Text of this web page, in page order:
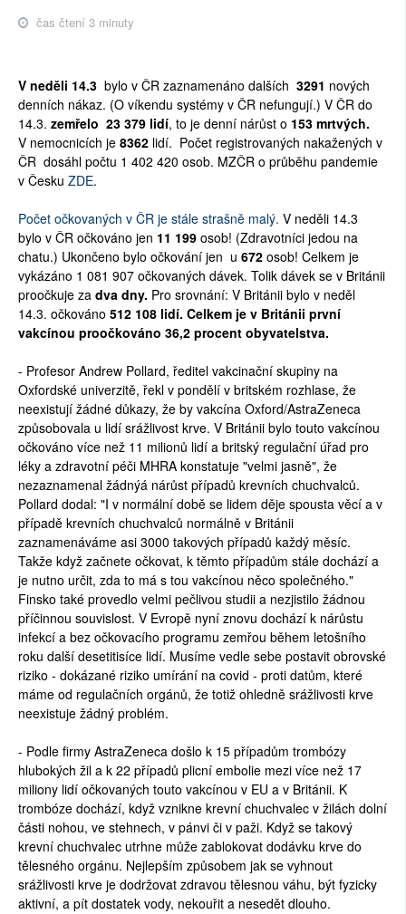
čas čtení 3 minuty
V neděli 14.3 bylo v ČR zaznamenáno dalších 3291 nových
denních nákaz. (O víkendu systémy v ČR nefungují.) V ČR do
14.3. zemřelo 23 379 lidí, to je denní nárůst o 153 mrtvých.
V nemocnicích je 8362 lidí. Počet registrovaných nakažených v
ČR dosáhl počtu 1 402 420 osob. MZČR o průběhu pandemie
v Česku ZDE.
Počet očkovaných v ČR je stále strašně malý. V neděli 14.3
bylo v ČR očkováno jen 11 199 osob! (Zdravotníci jedou na
chatu.) Ukončeno bylo očkování jen u 672 osob! Celkem je
vykázáno 1 081 907 očkovaných dávek. Tolik dávek se v Británii
proočkuje za dva dny. Pro srovnání: V Británii bylo v neděl
14.3. očkováno 512 108 lidí. Celkem je v Británii první
vakcínou proočkováno 36,2 procent obyvatelstva.
- Profesor Andrew Pollard, ředitel vakcinační skupiny na
Oxfordské univerzitě, řekl v pondělí v britském rozhlase, že
neexistují žádné důkazy, že by vakcína Oxford/AstraZeneca
způsobovala u lidí srážlivost krve. V Británii bylo touto vakcínou
očkováno více než 11 milionů lidí a britský regulační úřad pro
léky a zdravotní péči MHRA konstatuje "velmi jasně", že
nezaznamenal žádnýá nárůst případů krevních chuchvalců.
Pollard dodal: "I v normální době se lidem děje spousta věcí a v
případě krevních chuchvalců normálně v Británii
zaznamenáváme asi 3000 takových případů každý měsíc.
Takže když začnete očkovat, k těmto případům stále dochází a
je nutno určit, zda to má s tou vakcínou něco společného."
Finsko také provedlo velmi pečlivou studii a nezjistilo žádnou
příčinnou souvislost. V Evropě nyní znovu dochází k nárůstu
infekcí a bez očkovacího programu zemřou během letošního
roku další desetitisíce lidí. Musíme vedle sebe postavit obrovské
riziko - dokázané riziko umírání na covid - proti datům, které
máme od regulačních orgánů, že totiž ohledně srážlivosti krve
neexistuje žádný problém.
- Podle firmy AstraZeneca došlo k 15 případům trombózy
hlubokých žil a k 22 případů plicní embolie mezi více než 17
miliony lidí očkovaných touto vakcínou v EU a v Británii. K
trombóze dochází, když vznikne krevní chuchvalec v žilách dolní
části nohou, ve stehnech, v pánvi či v paži. Když se takový
krevní chuchvalec utrhne může zablokovat dodávku krve do
tělesného orgánu. Nejlepším způsobem jak se vyhnout
srážlivosti krve je dodržovat zdravou tělesnou váhu, být fyzicky
aktivní, a pít dostatek vody, nekouřit a nesedět dlouho.